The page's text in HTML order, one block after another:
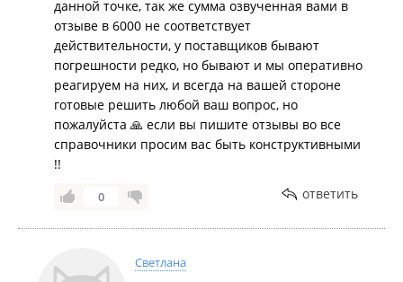
данной точке, так же сумма озвученная вами в
отзыве в 6000 не соответствует
действительности, у поставщиков бывают
погрешности редко, но бывают и мы оперативно
реагируем на них, и всегда на вашей стороне
готовые решить любой ваш вопрос, но
пожалуйста 🙏 если вы пишите отзывы во все
справочники просим вас быть конструктивными
!!
0 ответить
Светлана